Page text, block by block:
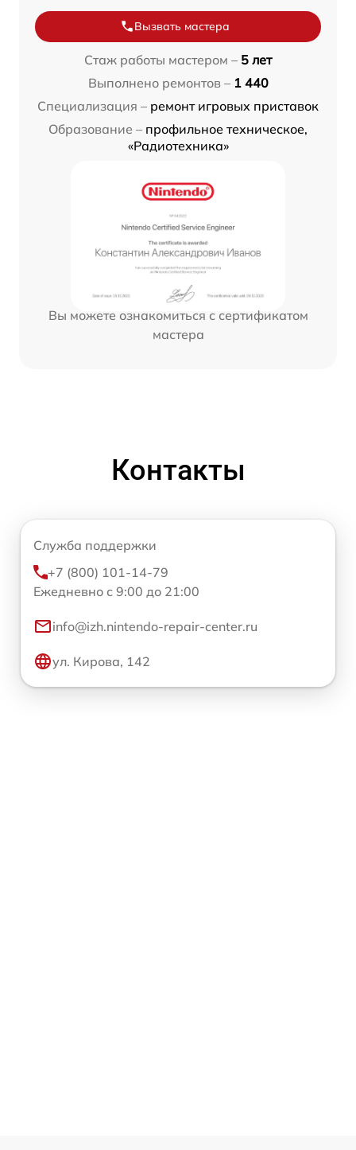
Вызвать мастера
Стаж работы мастером – 5 лет
Выполнено ремонтов – 1 440
Специализация – ремонт игровых приставок
Образование – профильное техническое,
«Радиотехника»
Вы можете ознакомиться с сертификатом
мастера
Контакты
Служба поддержки
+7 (800) 101-14-79
Ежедневно с 9:00 до 21:00
info@izh.nintendo-repair-center.ru
ул. Кирова, 142